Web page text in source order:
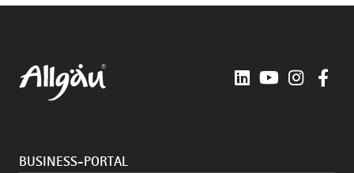
LinkedInYouTube
BUSINESS-PORTAL